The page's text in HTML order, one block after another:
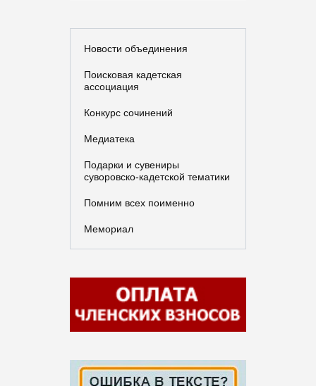
Новости объединения
Поисковая кадетская
ассоциация
Конкурс сочинений
Медиатека
Подарки и сувениры
суворовско-кадетской тематики
Помним всех поименно
Мемориал